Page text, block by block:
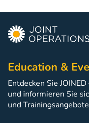
Education &
Entdecken Sie
und informieren Sie
und